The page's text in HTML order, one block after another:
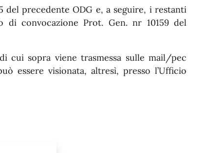
precedente ODG e, a seguire, i restanti
di convocazione Prot. Gen. nr 10159 del
cui sopra viene trasmessa sulle mail/pec
essere visionata, altresì, presso l’Ufficio